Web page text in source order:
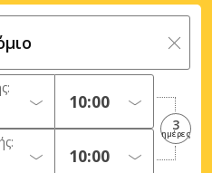
3
ημέρες